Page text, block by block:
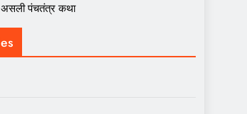
असली पंचतंत्र कथा